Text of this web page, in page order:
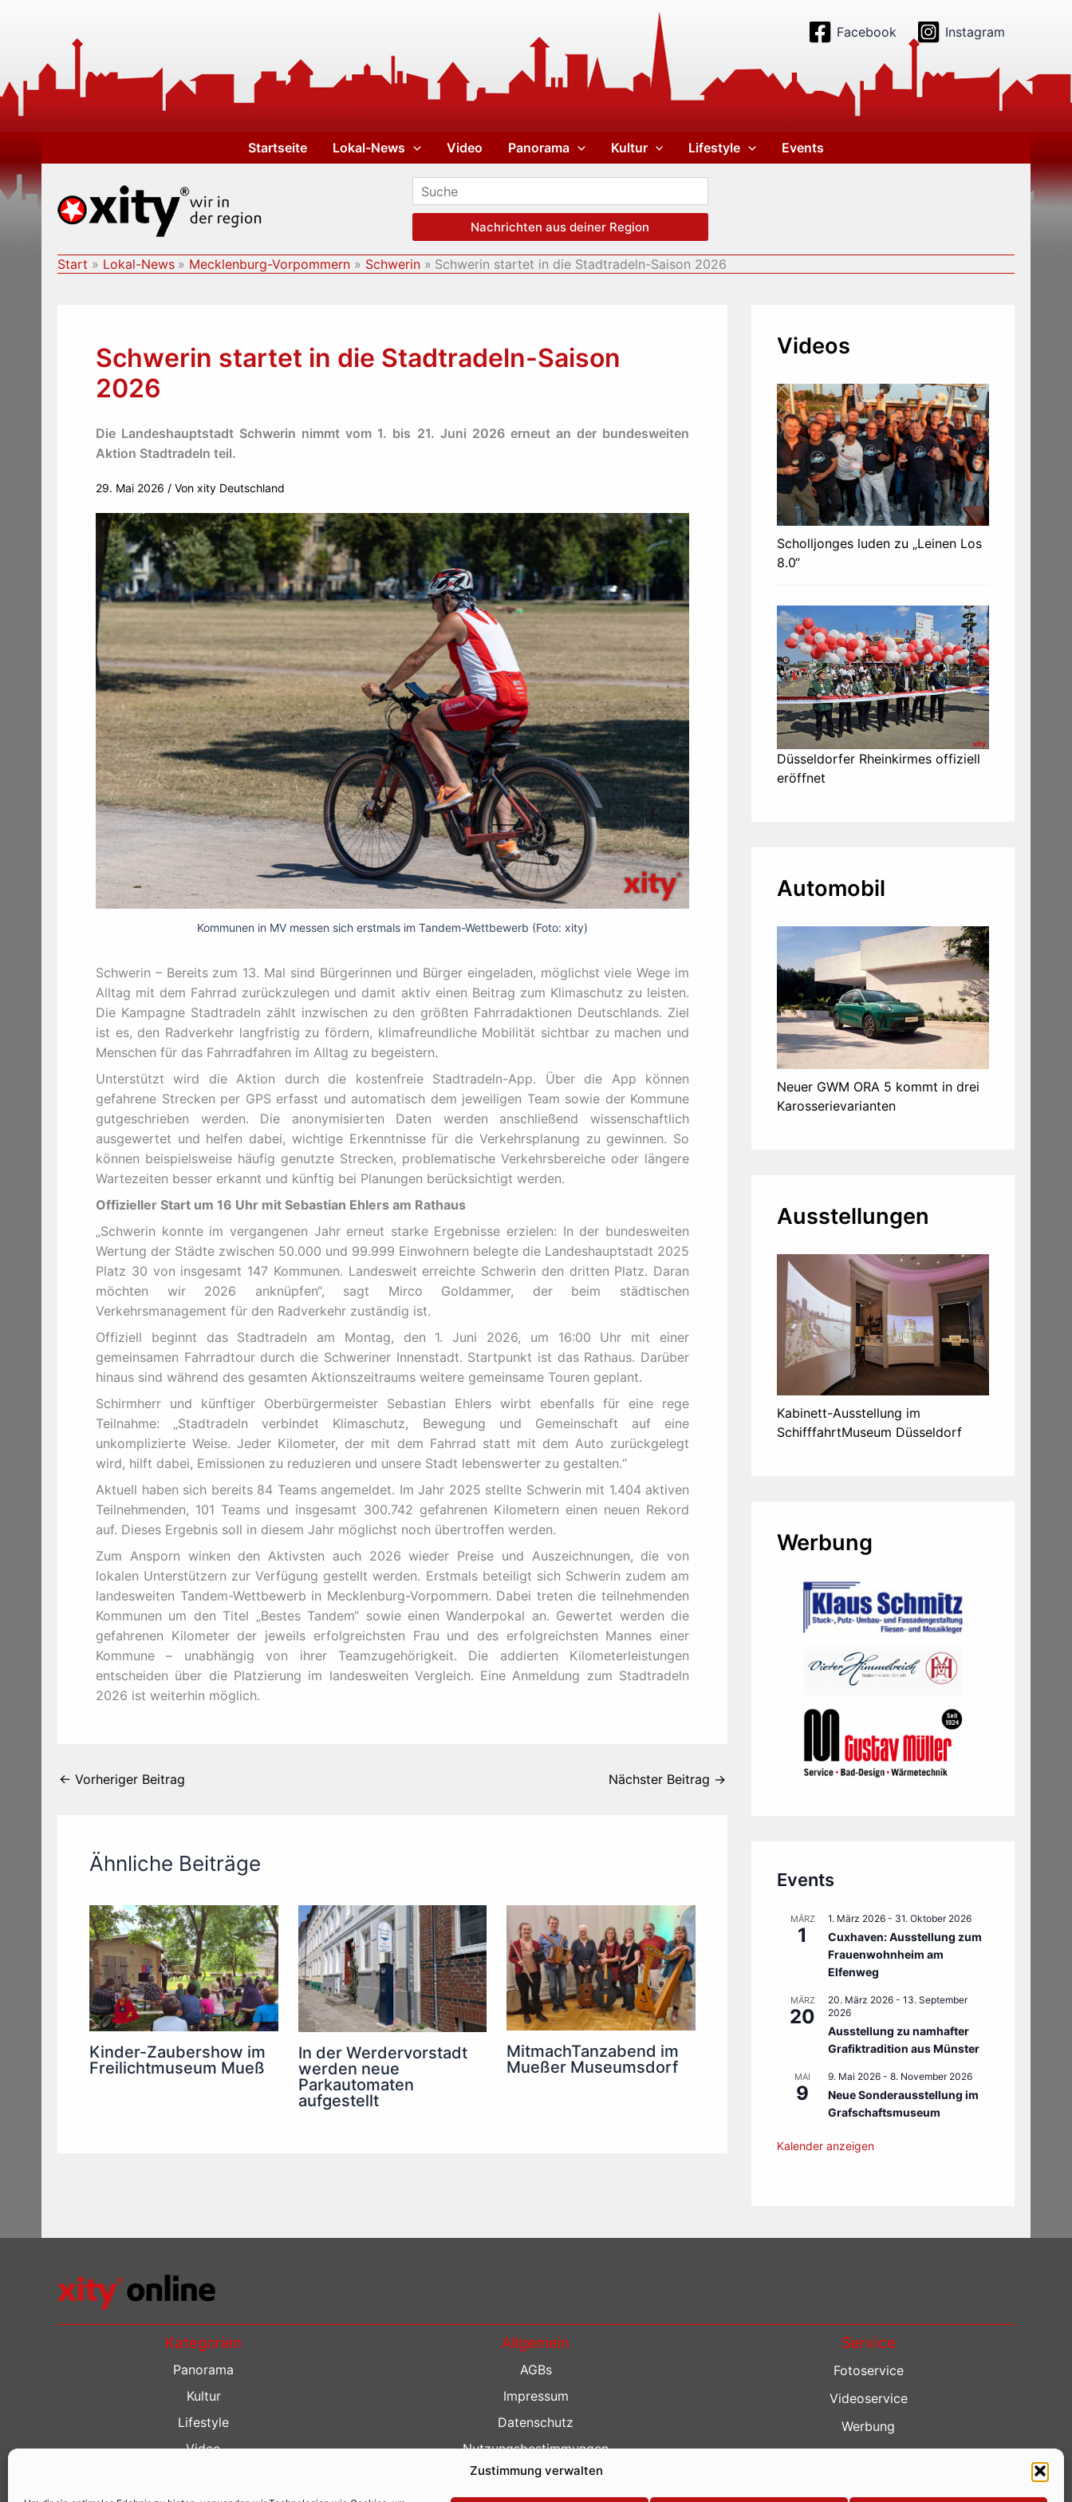
Zustimmung verwalten
Facebook Instagram
Startseite Lokal-News Video Panorama Kultur Lifestyle Events
Nachrichten aus deiner Region
Start Lokal-News Mecklenburg-Vorpommern Schwerin Schwerin startet in die Stadtradeln-Saison 2026
Schwerin startet in die Stadtradeln-Saison
2026
Die Landeshauptstadt Schwerin nimmt vom 1. bis 21. Juni 2026 erneut an der bundesweiten
Aktion Stadtradeln teil.
29. Mai 2026 / Von xity Deutschland
Kommunen in MV messen sich erstmals im Tandem-Wettbewerb (Foto: xity)
Schwerin – Bereits zum 13. Mal sind Bürgerinnen und Bürger eingeladen, möglichst viele Wege im
Alltag mit dem Fahrrad zurückzulegen und damit aktiv einen Beitrag zum Klimaschutz zu leisten.
Die Kampagne Stadtradeln zählt inzwischen zu den größten Fahrradaktionen Deutschlands. Ziel
ist es, den Radverkehr langfristig zu fördern, klimafreundliche Mobilität sichtbar zu machen und
Menschen für das Fahrradfahren im Alltag zu begeistern.
Unterstützt wird die Aktion durch die kostenfreie Stadtradeln-App. Über die App können
gefahrene Strecken per GPS erfasst und automatisch dem jeweiligen Team sowie der Kommune
gutgeschrieben werden. Die anonymisierten Daten werden anschließend wissenschaftlich
ausgewertet und helfen dabei, wichtige Erkenntnisse für die Verkehrsplanung zu gewinnen. So
können beispielsweise häufig genutzte Strecken, problematische Verkehrsbereiche oder längere
Wartezeiten besser erkannt und künftig bei Planungen berücksichtigt werden.
Offizieller Start um 16 Uhr mit Sebastian Ehlers am Rathaus
„Schwerin konnte im vergangenen Jahr erneut starke Ergebnisse erzielen: In der bundesweiten
Wertung der Städte zwischen 50.000 und 99.999 Einwohnern belegte die Landeshauptstadt 2025
Platz 30 von insgesamt 147 Kommunen. Landesweit erreichte Schwerin den dritten Platz. Daran
möchten wir 2026 anknüpfen“, sagt Mirco Goldammer, der beim städtischen
Verkehrsmanagement für den Radverkehr zuständig ist.
Offiziell beginnt das Stadtradeln am Montag, den 1. Juni 2026, um 16:00 Uhr mit einer
gemeinsamen Fahrradtour durch die Schweriner Innenstadt. Startpunkt ist das Rathaus. Darüber
hinaus sind während des gesamten Aktionszeitraums weitere gemeinsame Touren geplant.
Schirmherr und künftiger Oberbürgermeister Sebastian Ehlers wirbt ebenfalls für eine rege
Teilnahme: „Stadtradeln verbindet Klimaschutz, Bewegung und Gemeinschaft auf eine
unkomplizierte Weise. Jeder Kilometer, der mit dem Fahrrad statt mit dem Auto zurückgelegt
wird, hilft dabei, Emissionen zu reduzieren und unsere Stadt lebenswerter zu gestalten.“
Aktuell haben sich bereits 84 Teams angemeldet. Im Jahr 2025 stellte Schwerin mit 1.404 aktiven
Teilnehmenden, 101 Teams und insgesamt 300.742 gefahrenen Kilometern einen neuen Rekord
auf. Dieses Ergebnis soll in diesem Jahr möglichst noch übertroffen werden.
Zum Ansporn winken den Aktivsten auch 2026 wieder Preise und Auszeichnungen, die von
lokalen Unterstützern zur Verfügung gestellt werden. Erstmals beteiligt sich Schwerin zudem am
landesweiten Tandem-Wettbewerb in Mecklenburg-Vorpommern. Dabei treten die teilnehmenden
Kommunen um den Titel „Bestes Tandem“ sowie einen Wanderpokal an. Gewertet werden die
gefahrenen Kilometer der jeweils erfolgreichsten Frau und des erfolgreichsten Mannes einer
Kommune – unabhängig von ihrer Teamzugehörigkeit. Die addierten Kilometerleistungen
entscheiden über die Platzierung im landesweiten Vergleich. Eine Anmeldung zum Stadtradeln
2026 ist weiterhin möglich.
← Vorheriger Beitrag Nächster Beitrag →
Ähnliche Beiträge
Kinder-Zaubershow im
Freilichtmuseum Mueß
In der Werdervorstadt
werden neue
Parkautomaten
aufgestellt
MitmachTanzabend im
Mueßer Museumsdorf
Videos
Scholljonges luden zu „Leinen Los
8.0“
Düsseldorfer Rheinkirmes offiziell
eröffnet
Automobil
Neuer GWM ORA 5 kommt in drei
Karosserievarianten
Ausstellungen
Kabinett-Ausstellung im
SchifffahrtMuseum Düsseldorf
Werbung
Events
MÄRZ
1
1. März 2026 - 31. Oktober 2026
Cuxhaven: Ausstellung zum
Frauenwohnheim am
Elfenweg
MÄRZ
20
20. März 2026 - 13. September
2026
Ausstellung zu namhafter
Grafiktradition aus Münster
MAI
9
9. Mai 2026 - 8. November 2026
Neue Sonderausstellung im
Grafschaftsmuseum
Kalender anzeigen
Kategorien
Panorama
Kultur
Lifestyle
Video
Allgemein
AGBs
Impressum
Datenschutz
Nutzungsbestimmungen
Kontakt
Service
Fotoservice
Videoservice
Werbung